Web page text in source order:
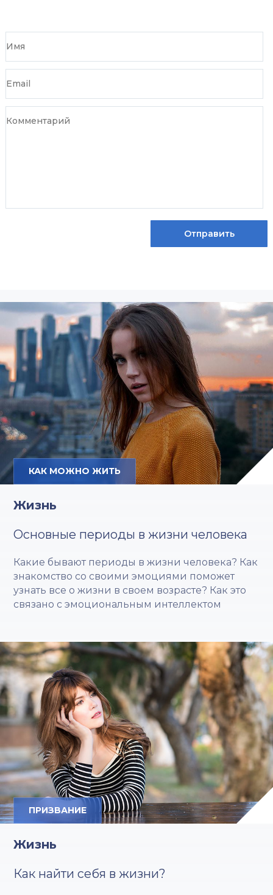
КАК МОЖНО ЖИТЬ
Жизнь
Основные периоды в жизни человека
Какие бывают периоды в жизни человека? Как
знакомство со своими эмоциями поможет
узнать все о жизни в своем возрасте? Как это
связано с эмоциональным интеллектом
ПРИЗВАНИЕ
Жизнь
Как найти себя в жизни?